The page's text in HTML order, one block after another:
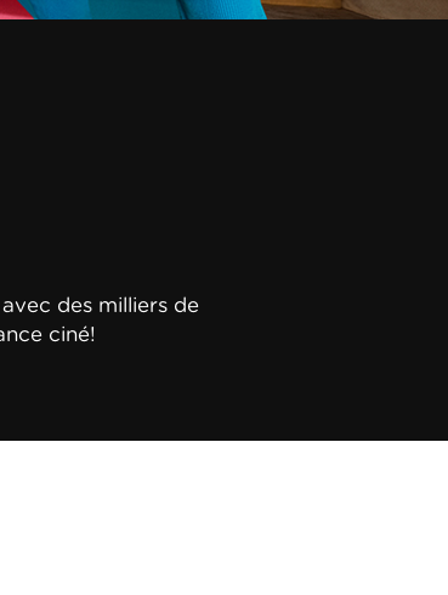
des milliers de
ciné!